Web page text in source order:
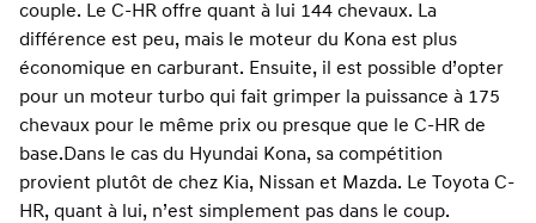
couple. Le C-HR offre quant à lui 144 chevaux. La
différence est peu, mais le moteur du Kona est plus
économique en carburant. Ensuite, il est possible d’opter
pour un moteur turbo qui fait grimper la puissance à 175
chevaux pour le même prix ou presque que le C-HR de
base. Dans le cas du Hyundai Kona, sa compétition
provient plutôt de chez Kia, Nissan et Mazda. Le Toyota C-
HR, quant à lui, n’est simplement pas dans le coup.